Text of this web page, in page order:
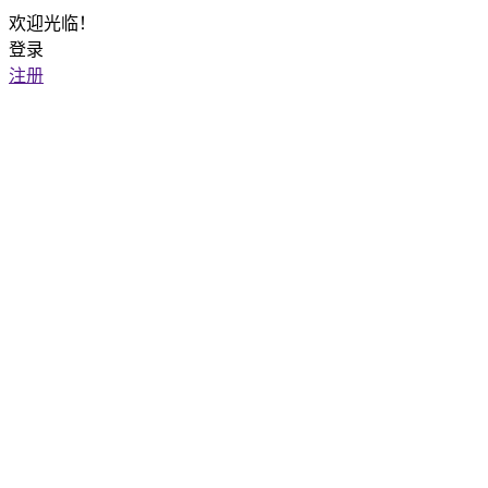
欢迎光临！
登录
注册